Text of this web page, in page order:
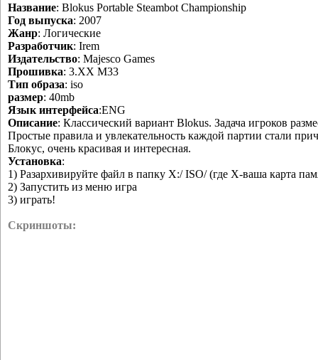
Название: Blokus Portable Steambot Championship
Год выпуска: 2007
Жанр: Логические
Разработчик: Irem
Издательство: Majesco Games
Прошивка: 3.XX M33
Тип образа: iso
размер: 40mb
Язык интерфейса:ENG
Описание: Классический вариант Blokus. Задача игроков
Простые правила и увлекательность каждой партии стали
Блокус, очень красивая и интересная.
Установка:
1) Разархивируйте файл в папку X:/ ISO/ (где Х-ваша карта
2) Запустить из меню игра
3) играть!
Скриншоты: